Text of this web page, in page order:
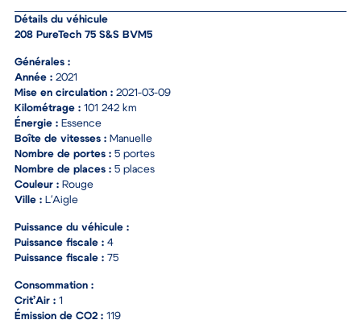
Détails du véhicule
208 PureTech 75 S&S BVM5
Générales :
Année : 2021
Mise en circulation : 2021-03-09
Kilométrage : 101 242 km
Énergie : Essence
Boîte de vitesses : Manuelle
Nombre de portes : 5 portes
Nombre de places : 5 places
Couleur : Rouge
Ville : L'Aigle
Puissance du véhicule :
Puissance fiscale : 4
Puissance fiscale : 75
Consommation :
Crit’Air : 1
Émission de CO2 : 119